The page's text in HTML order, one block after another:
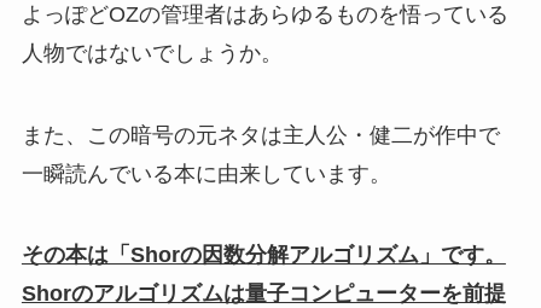
よっぽどOZの管理者はあらゆるものを悟っている
人物ではないでしょうか。
また、この暗号の元ネタは主人公・健二が作中で
一瞬読んでいる本に由来しています。
その本は「Shorの因数分解アルゴリズム」です。
Shorのアルゴリズムは量子コンピューターを前提